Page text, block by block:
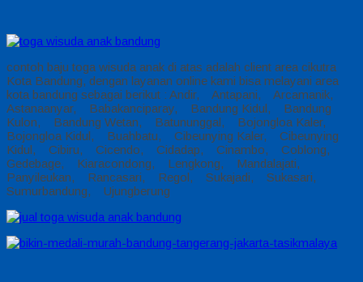
contoh baju toga wisuda anak di atas adalah client area cikutra
Kota Bandung, dengan layanan online kami bisa melayani area
kota bandung sebagai berikut : Andir, Antapani, Arcamanik,
Astanaanyar, Babakanciparay, Bandung Kidul, Bandung
Kulon, Bandung Wetan, Batununggal, Bojongloa Kaler,
Bojongloa Kidul, Buahbatu, Cibeunying Kaler, Cibeunying
Kidul, Cibiru, Cicendo, Cidadap, Cinambo, Coblong,
Gedebage, Kiaracondong, Lengkong, Mandalajati,
Panyileukan, Rancasari, Regol, Sukajadi, Sukasari,
Sumurbandung, Ujungberung